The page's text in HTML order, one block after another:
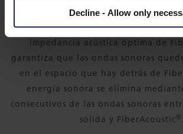
Decline - Allow only
Cuando una onda sonora entra en
impedancia acústica óptima de
garantiza que las ondas sonoras
en el espacio que hay detrás de
energía sonora se elimina
consecutivos de las ondas sonoras
sólida y FiberAcoustic® .